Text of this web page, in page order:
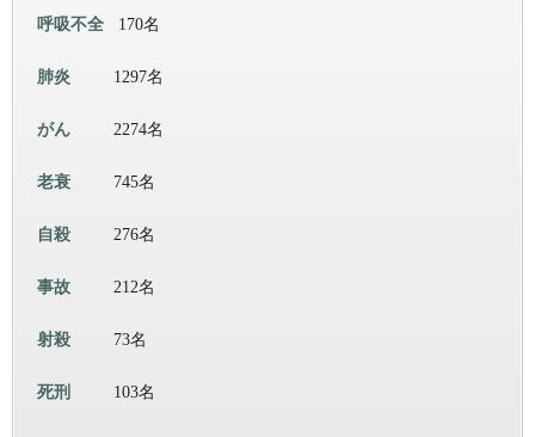
呼吸不全 170名
肺炎 1297名
がん 2274名
老衰 745名
自殺 276名
事故 212名
射殺 73名
死刑 103名